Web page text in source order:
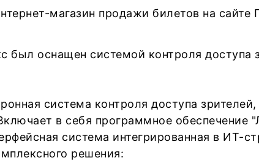
магазин продажи билетов на
был оснащен системой контроля
система контроля доступа
в себя программное обеспечение
система интегрированная в ИТ-
решения: